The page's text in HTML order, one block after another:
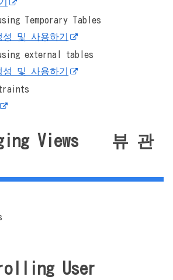
Temporary Tables
및 사용하기
external tables
및 사용하기
Views 뷰 관
User